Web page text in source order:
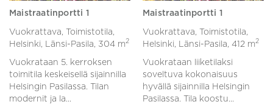
Maistraatinportti 1
Vuokrattava, Toimistotila,
Helsinki, Länsi-Pasila, 304 m2
Vuokrataan 5. kerroksen
toimitila keskeisellä sijainnilla
Helsingin Pasilassa. Tilan
modernit ja la...
Maistraatinportti 1
Vuokrattava, Toimistotila,
Helsinki, Länsi-Pasila, 412 m2
Vuokrataan liiketilaksi
soveltuva kokonaisuus
hyvällä sijainnilla Helsingin
Pasilassa. Tila koostu...